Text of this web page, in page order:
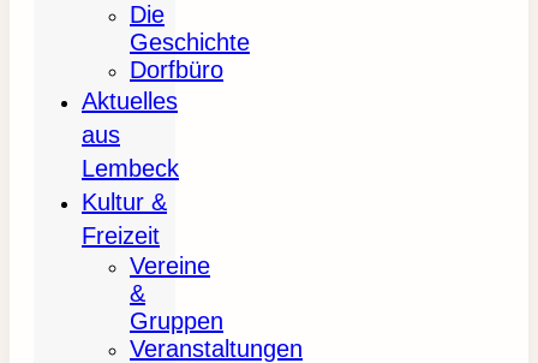
Die
Geschichte
Dorfbüro
Aktuelles
aus
Lembeck
Kultur &
Freizeit
Vereine
&
Gruppen
Veranstaltungen